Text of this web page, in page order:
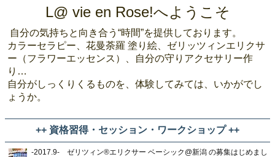
L@ vie en Rose!へようこそ
自分の気持ちと向き合う“時間”を提供しております。
カラーセラピー、花曼荼羅 塗り絵、ゼリッツィンエリクサ
ー（フラワーエッセンス）、自分の守りアクセサリー作
り…
自分がしっくりくるものを、体験してみては、いかがでし
ょうか。
++ 資格習得・セッション・ワークショップ ++
-2017.9- ゼリツィン®︎エリクサー ベーシック@新潟 の募集はじめまし